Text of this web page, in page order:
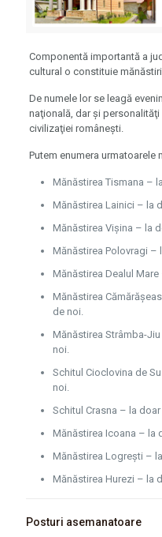
Componentă importantă a
cultural o constituie
De numele lor se leagă
naţională, dar şi
civilizaţiei româneşti.
Putem enumera urmatoarele
Mănăstirea Tismana –
Mănăstirea Lainici – la
Mănăstirea Vișina – la
Mănăstirea Polovragi –
Mănăstirea Dealul
Mănăstirea
de noi.
Mănăstirea Strâmba-
noi.
Schitul Cioclovina de
noi.
Schitul Crasna – la
Mănăstirea Icoana – la
Mănăstirea Logrești –
Mănăstirea Hurezi – la
Posturi asemanatoare